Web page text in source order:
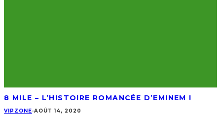
8 MILE – L’HISTOIRE ROMANCÉE D’EMINEM !
VIPZONE·AOÛT 14, 2020